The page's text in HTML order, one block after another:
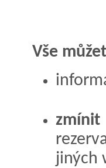
Vše
jiných